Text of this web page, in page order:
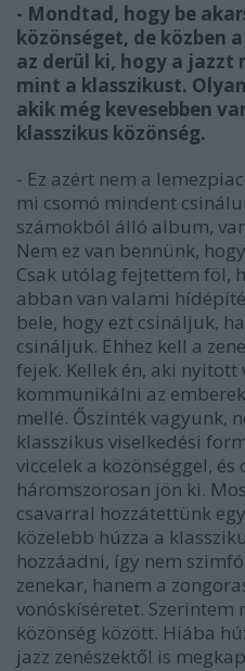
- Mondtad, hogy be
közönséget, de közben
az derül ki, hogy a jazzt
mint a klasszikust.
akik még kevesebben
klasszikus közönség.
- Ez azért nem a
mi csomó mindent
számokból álló album,
Nem ez van bennünk,
Csak utólag fejtettem föl,
abban van valami
bele, hogy ezt csináljuk,
csináljuk. Ehhez kell a
fejek. Kellek én, aki
kommunikálni az
mellé. Őszinték vagyunk,
klasszikus viselkedési
viccelek a közönséggel,
háromszorosan jön ki.
csavarral hozzátettünk
közelebb húzza a
hozzáadni, így nem
zenekar, hanem a
vonóskíséretet. Szerintem
közönség között. Hiába
jazz zenészektől is